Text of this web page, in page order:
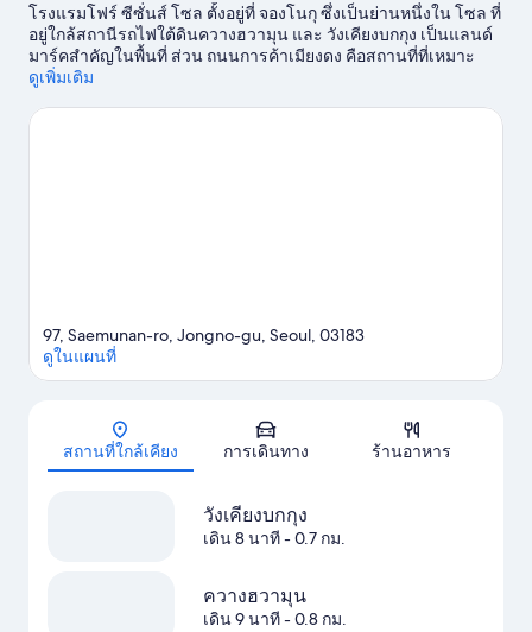
โรงแรมโฟร์ ซีซั่นส์ โซล ตั้งอยู่ที่ จองโนกุ ซึ่งเป็นย่านหนึ่งใน โซล ที่
อยู่ใกล้สถานีรถไฟใต้ดินควางฮวามุน และ วังเคียงบกกุง เป็นแลนด์
มาร์คสำคัญในพื้นที่ ส่วน ถนนการค้าเมียงดง คือสถานที่ที่เหมาะ
สำหรับขาช้อป สถานทูตและสถานกงสุลสหรัฐอเมริกาประจำเกาหลี
ควรพลาด
ดูเพิ่มเติม
แผนที่
97, Saemunan-ro, Jongno-gu, Seoul, 03183
ดูในแผนที่
สถานที่ใกล้เคียง การเดินทาง ร้านอาหาร
วังเคียงบกกุง
เดิน 8 นาที- 0.7 กม.
ควางฮวามุน
เดิน 9 นาที- 0.8 กม.